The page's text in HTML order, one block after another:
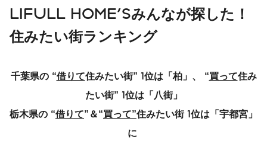
採用サイト
Japanese English
サステナビリティ
LIFULL HOME'Sみんなが探した！
住みたい街ランキング
千葉県の “借りて住みたい街” 1位は「柏」、 “買って住み
たい街” 1位は「八街」
栃木県の “借りて” ＆“買って”住みたい街1位は「宇都宮」
に